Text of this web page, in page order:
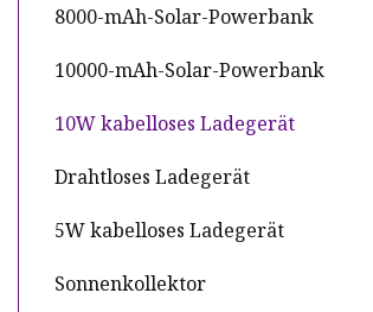
8000-mAh-Solar-Powerbank
10000-mAh-Solar-Powerbank
10W kabelloses Ladegerät
Drahtloses Ladegerät
5W kabelloses Ladegerät
Sonnenkollektor